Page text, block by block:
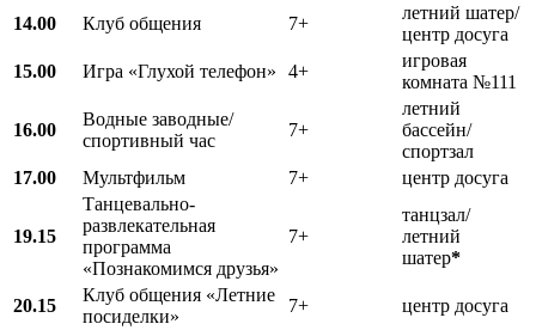
14.00
Клуб общения 7+
летний шатер/
центр досуга
15.00
Игра «Глухой телефон» 4+
игровая
комната №111
16.00
Водные заводные/
спортивный час
7+
летний
бассейн/
спортзал
17.00
Мультфильм 7+ центр досуга
19.15
Танцевально-
развлекательная
программа
«Познакомимся друзья»
7+
танцзал/
летний
шатер*
20.15
Клуб общения «Летние
посиделки»
7+
центр досуга